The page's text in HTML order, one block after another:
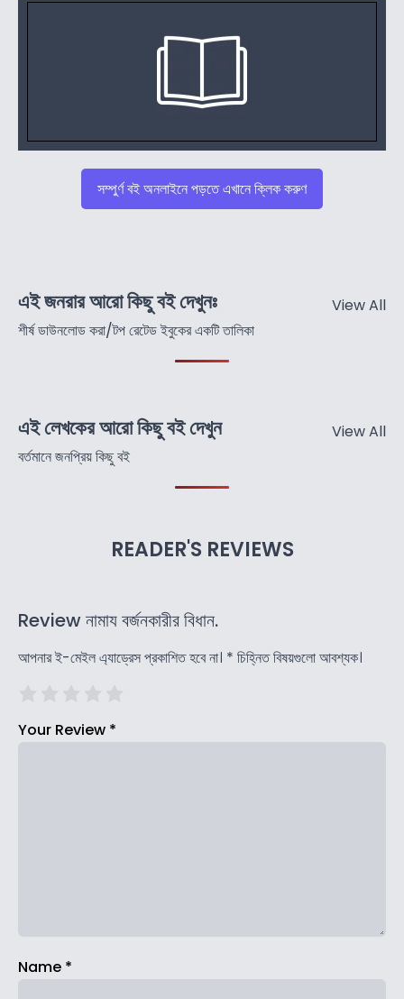
সম্পুর্ণ বই অনলাইনে পড়তে এখানে ক্লিক করুণ
এই জনরার আরো কিছু বই দেখুনঃ
শীর্ষ ডাউনলোড করা/টপ রেটেড ইবুকের একটি তালিকা
View All
এই লেখকের আরো কিছু বই দেখুন
বর্তমানে জনপ্রিয় কিছু বই
View All
READER'S REVIEWS
Review নামায বর্জনকারীর বিধান.
আপনার ই-মেইল এ্যাড্রেস প্রকাশিত হবে না। * চিহ্নিত বিষয়গুলো আবশ্যক।
Your Review *
Name *